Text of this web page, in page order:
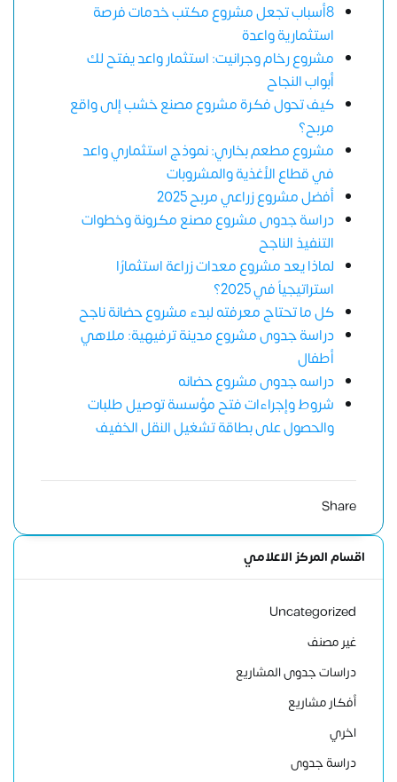
8أسباب تجعل مشروع مكتب خدمات فرصة
استثمارية واعدة
مشروع رخام وجرانيت: استثمار واعد يفتح لك
أبواب النجاح
كيف تحول فكرة مشروع مصنع خشب إلى واقع
مربح؟
مشروع مطعم بخاري: نموذج استثماري واعد
في قطاع الأغذية والمشروبات
أفضل مشروع زراعي مربح 2025
دراسة جدوى مشروع مصنع مكرونة وخطوات
التنفيذ الناجح
لماذا يعد مشروع معدات زراعة استثمارًا
استراتيجياً في 2025؟
كل ما تحتاج معرفته لبدء مشروع حضانة ناجح
دراسة جدوى مشروع مدينة ترفيهية: ملاهي
أطفال
دراسه جدوى مشروع حضانه
شروط وإجراءات فتح مؤسسة توصيل طلبات
والحصول على بطاقة تشغيل النقل الخفيف
Share
اقسام المركز الاعلامي
Uncategorized
غير مصنف
دراسات جدوى المشاريع
أفكار مشاريع
اخري
دراسة جدوى